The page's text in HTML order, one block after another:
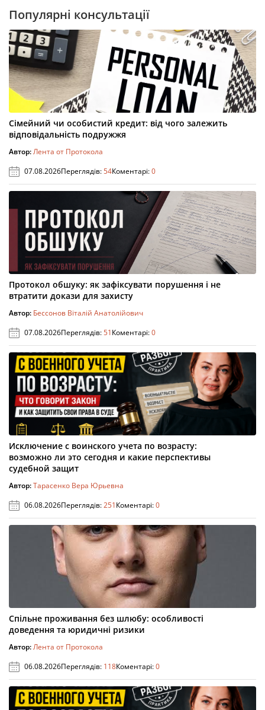
Популярні консультації
Сімейний чи особистий кредит: від чого залежить
відповідальність подружжя
Автор:Лента от Протокола
07.08.2026Переглядів:54Коментарі:0
Протокол обшуку: як зафіксувати порушення і не
втратити докази для захисту
Автор: Бессонов Віталій Анатолійович
07.08.2026Переглядів:51Коментарі:0
Исключение с воинского учета по возрасту:
возможно ли это сегодня и какие перспективы
судебной защит
Автор:Тарасенко Вера Юрьевна
06.08.2026Переглядів:251Коментарі:0
Спільне проживання без шлюбу: особливості
доведення та юридичні ризики
Автор:Лента от Протокола
06.08.2026Переглядів: 118Коментарі:0